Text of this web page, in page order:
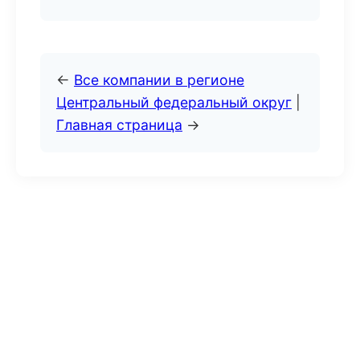
← Все компании в регионе
Центральный федеральный округ
Главная страница →